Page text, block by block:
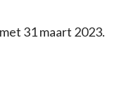
31 maart 2023.